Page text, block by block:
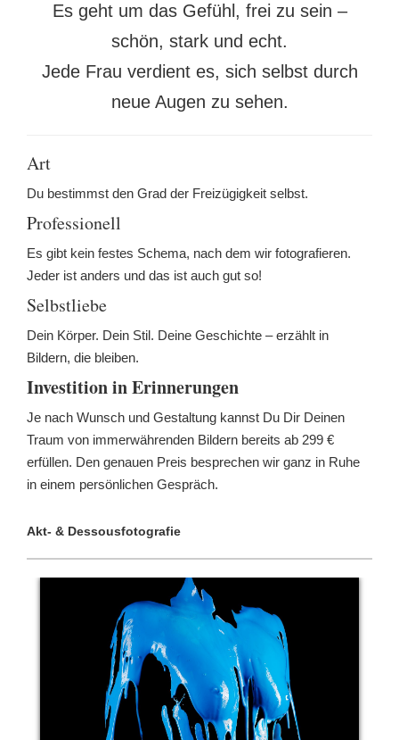
Es geht um das Gefühl, frei zu sein –
schön, stark und echt.
Jede Frau verdient es, sich selbst durch
neue Augen zu sehen.
Art
Du bestimmst den Grad der Freizügigkeit selbst.
Professionell
Es gibt kein festes Schema, nach dem wir fotografieren.
Jeder ist anders und das ist auch gut so!
Selbstliebe
Dein Körper. Dein Stil. Deine Geschichte – erzählt in
Bildern, die bleiben.
Investition in Erinnerungen
Je nach Wunsch und Gestaltung kannst Du Dir Deinen
Traum von immerwährenden Bildern bereits ab 299 €
erfüllen. Den genauen Preis besprechen wir ganz in Ruhe
in einem persönlichen Gespräch.
Akt- & Dessousfotografie